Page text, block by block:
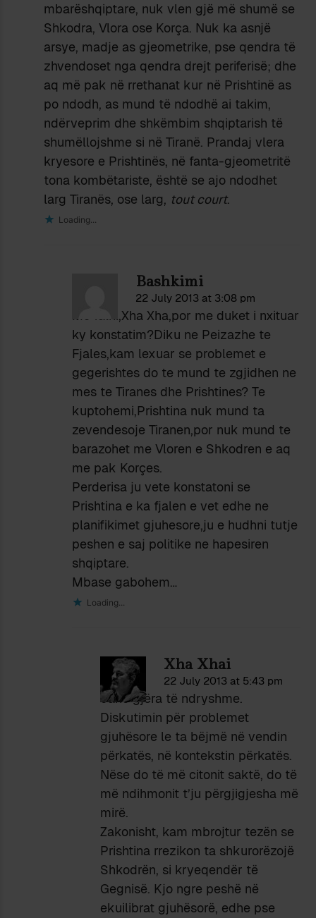
mbarëshqiptare, nuk vlen gjë më shumë se
Shkodra, Vlora ose Korça. Nuk ka asnjë
arsye, madje as gjeometrike, pse qendra të
zhvendoset nga qendra drejt periferisë; dhe
aq më pak në rrethanat kur në Prishtinë as
po ndodh, as mund të ndodhë ai takim,
ndërveprim dhe shkëmbim shqiptarish të
shumëllojshme si në Tiranë. Prandaj vlera
kryesore e Prishtinës, në fanta-gjeometritë
tona kombëtariste, është se ajo ndodhet
larg Tiranës, ose larg, tout court.
Loading...
Bashkimi
22 July 2013 at 3:08 pm
Me falni,Xha Xha,por me duket i nxituar
ky konstatim?Diku ne Peizazhe te
Fjales,kam lexuar se problemet e
gegerishtes do te mund te zgjidhen ne
mes te Tiranes dhe Prishtines? Te
kuptohemi,Prishtina nuk mund ta
zevendesoje Tiranen,por nuk mund te
barazohet me Vloren e Shkodren e aq
me pak Korçes.
Perderisa ju vete konstatoni se
Prishtina e ka fjalen e vet edhe ne
planifikimet gjuhesore,ju e hudhni tutje
peshen e saj politike ne hapesiren
shqiptare.
Mbase gabohem…
Loading...
Xha Xhai
22 July 2013 at 5:43 pm
Janë gjëra të ndryshme.
Diskutimin për problemet
gjuhësore le ta bëjmë në vendin
përkatës, në kontekstin përkatës.
Nëse do të më citonit saktë, do të
më ndihmonit t’ju përgjigjesha më
mirë.
Zakonisht, kam mbrojtur tezën se
Prishtina rrezikon ta shkurorëzojë
Shkodrën, si kryeqendër të
Gegnisë. Kjo ngre peshë në
ekuilibrat gjuhësorë, edhe pse